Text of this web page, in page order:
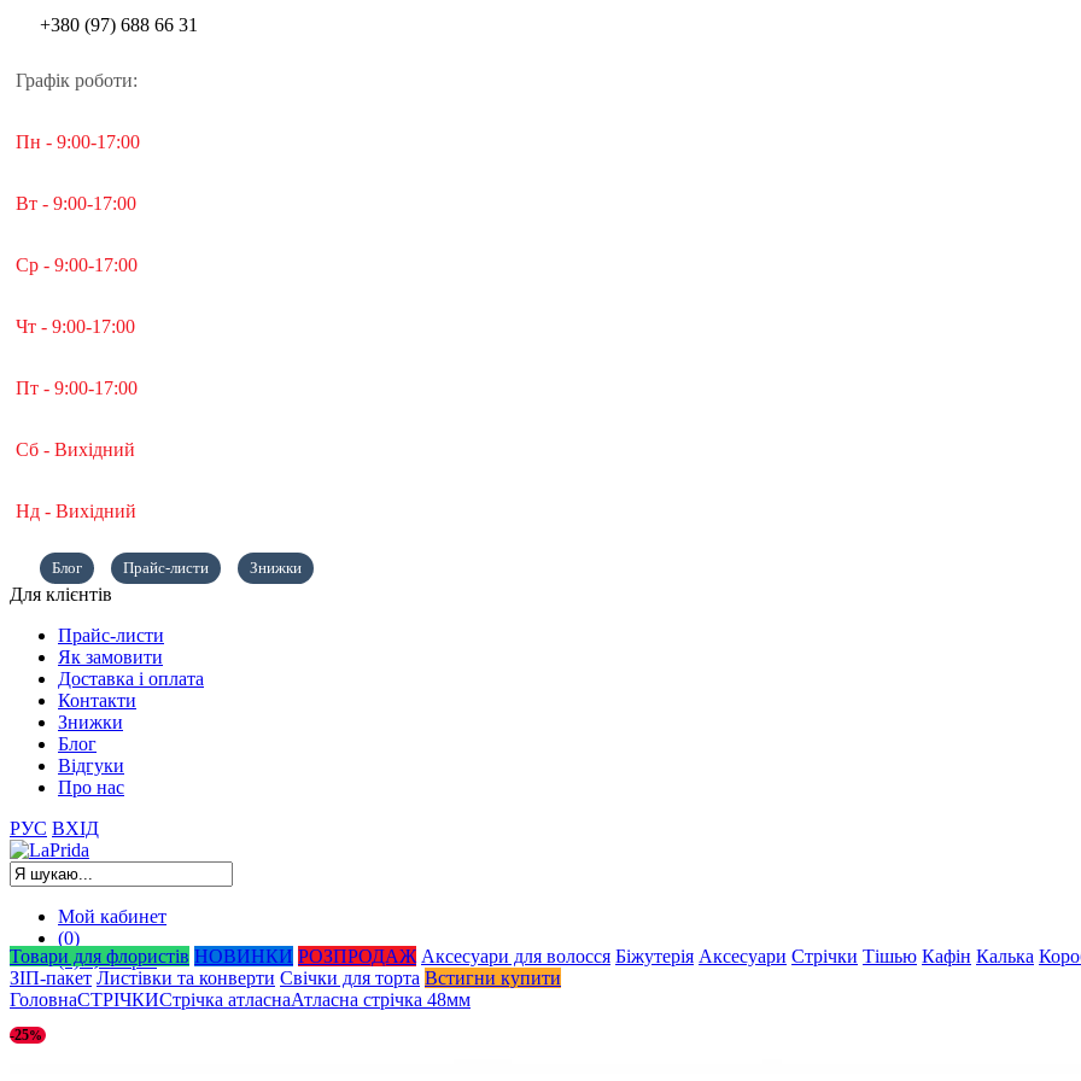
+380 (97) 688 66 31
Графік роботи:
Пн - 9:00-17:00
Вт - 9:00-17:00
Ср - 9:00-17:00
Чт - 9:00-17:00
Пт - 9:00-17:00
Сб - Вихідний
Нд - Вихідний
Блог Прайс-листи Знижки
Для клієнтів
Прайс-листи
Як замовити
Доставка і оплата
Контакти
Знижки
Блог
Відгуки
Про нас
РУС ВХІД
Мой кабинет
(0)
(0) 0,00грн.
Товари для флористів НОВИНКИ РОЗПРОДАЖ Аксесуари для волосся Біжутерія Аксесуари Стрiчки Тішью Кафін Калька
ЗІП-пакет Листівки та конверти Свічки для торта Встигни купити
ГоловнаСТРІЧКИСтрічка атласнаАтласна стрічка 48мм
-25